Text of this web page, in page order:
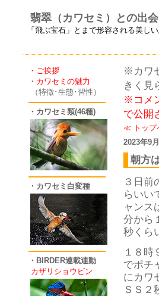
翡翠（カワセミ）との出
「飛ぶ宝石」とまで形容される美し
・ご挨拶
・カワセミの魅力
（特徴･生態･習性）
・カワセミ類(46種)
・カワセミ白変種
・BIRDER連載連動
カザリショウビン
※カワ
きく見
※コメ
で公開
≪ トッ
2023年9
朝方
３日前
らいい
ャンス
分から
秒くら
１８時
でポチ
にカワ
ＳＳ２